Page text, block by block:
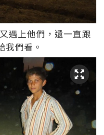
遇上他們，還一直跟
我們看。